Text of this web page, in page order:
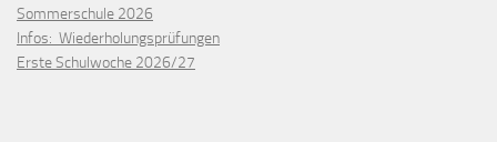
Sommerschule 2026
Infos: Wiederholungsprüfungen
Erste Schulwoche 2026/27